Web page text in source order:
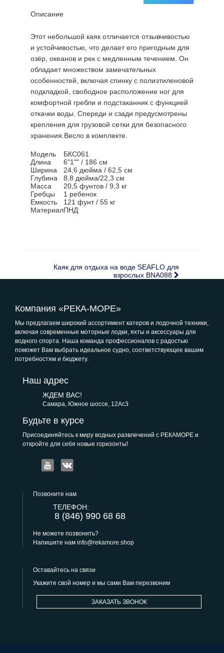
Описание
Этот небольшой каяк отличается отзывчивостью
и устойчивостью, что делает его пригодным для
озёр, океанов и рек с медленным течением. Он
обладает множеством замечательных
особенностей, включая спинку с полиэтиленовой
подкладкой, свободное расположение ног для
комфортной гребли и подстаканник с функцией
откачки воды. Спереди и сзади предусмотрены
крепления для грузовой сетки для безопасного
хранения.Весло в комплекте.
Модель
БКС061
Длина
6"1"" / 186 см
Ширина
24,6 дюйма / 62,5 см
Глубина
8,8 дюйма/22,3 см
Масса
20,5 фунтов / 9,3 кг
Гребцы
1 ребенок
Емкость
121 фунт / 55 кг
МатериалПНД
Каяк для отдыха на воде SEAFLO для
взрослых BNA088
Компания «РЕКА-МОРЕ»
Мы предлагаем широкий ассортимент катеров и лодочной техники,
включая современные моторные лодки, яхты и аксессуары для
водного спорта. Наша команда профессионалов с радостью
поможет Вам выбрать идеальное судно, соответствующее вашим
потребностям и бюджету.
Наш адрес
ЖДЕМ ВАС!
Самара, Южное шоссе, 12Ас3
Будьте в курсе
Присоединяйтесь к миру водных развлечений с РЕКАМОРЕ и
откройте для себя новые горизонты!
Позвоните нам
ТЕЛЕФОН:
8 (846) 990 68 68
Не можете позвонить?
Напишите нам info@rekamore.shop
Оставайтесь на связи
Укажите свой номер и мы сами Вам перезвоним
ЗАКАЗАТЬ ЗВОНОК